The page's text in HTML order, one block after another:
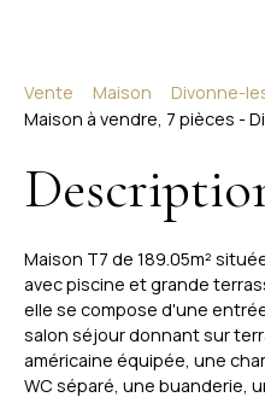
Vente Maison
Divonne-
Maison à vendre, 7 pièces -
Maison T7 de 189.05m²
avec piscine et grande
elle se compose d'une
salon séjour donnant sur
américaine équipée, une
WC séparé, une buanderie,